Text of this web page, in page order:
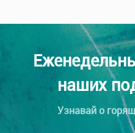
наших
Узнавай о